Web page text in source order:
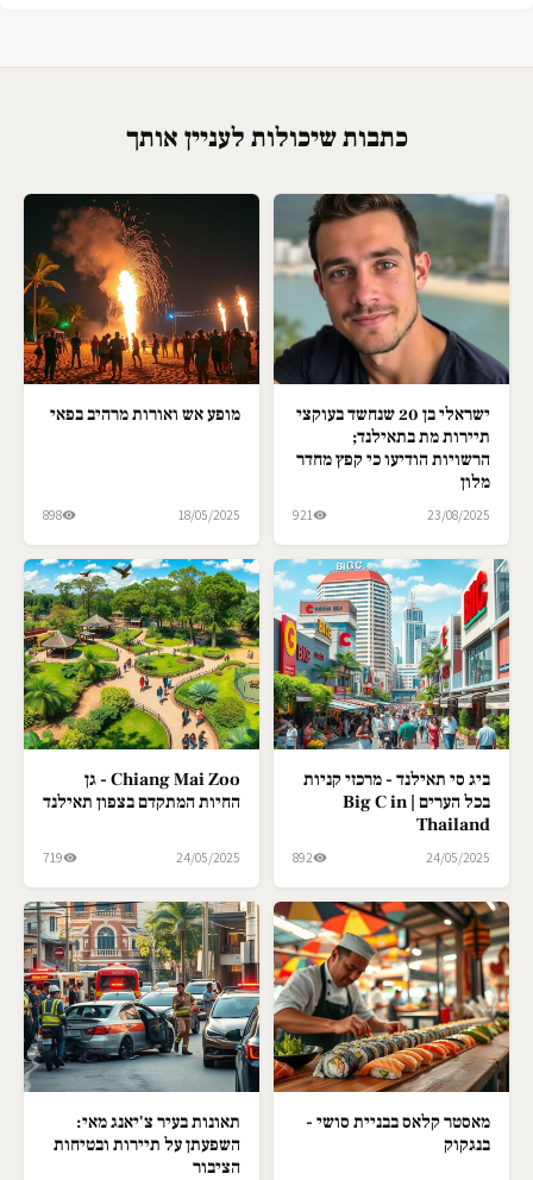
כתבות שיכולות לעניין אותך
ישראלי בן 20 שנחשד בעוקצי
תיירות מת בתאילנד;
הרשויות הודיעו כי קפץ מחדר
מלון
23/08/2025
921
מופע אש ואורות מרהיב בפאי
18/05/2025
898
ביג סי תאילנד - מרכזי קניות
בכל הערים | Big C in
Thailand
24/05/2025
892
Chiang Mai Zoo - גן
החיות המתקדם בצפון תאילנד
24/05/2025
719
מאסטר קלאס בבניית סושי -
בנגקוק
תאונות בעיר צ'יאנג מאי:
השפעתן על תיירות ובטיחות
הציבור